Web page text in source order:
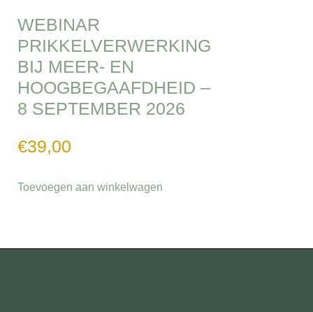
WEBINAR
PRIKKELVERWERKING
BIJ MEER- EN
HOOGBEGAAFDHEID –
8 SEPTEMBER 2026
€39,00
Toevoegen aan winkelwagen